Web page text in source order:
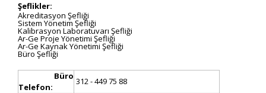
Şeflikler:
Akreditasyon Şefliği
Sistem Yönetim Şefliği
Kalibrasyon Laboratuvarı Şefliği
Ar-Ge Proje Yönetimi Şefliği
Ar-Ge Kaynak Yönetimi Şefliği
Büro Şefliği
Büro
Telefon:
312 -449 75 88